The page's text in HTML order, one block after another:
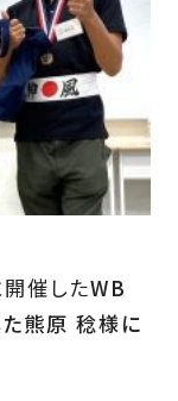
催したWB
熊原 稔様に